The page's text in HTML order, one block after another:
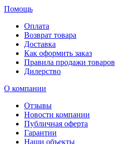
Помощь
Оплата
Возврат товара
Доставка
Как оформить заказ
Правила продажи товаров
Дилерство
О компании
Отзывы
Новости компании
Публичная оферта
Гарантии
Наши объекты